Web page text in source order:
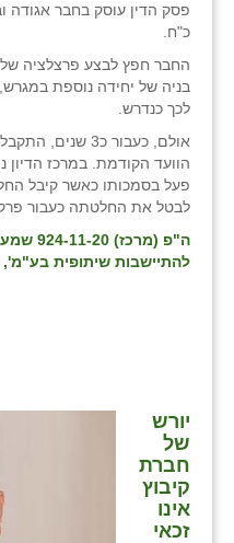
פסק הדין עוסק בחבר אגודה
כ"ח.
החבר חפץ לבצע פרצלציה
בניה של יחידה נוספת
לכך כנדרש.
אולם, כעבור כ3
הוועד הקודמת. במרכז
פעל בסמכותו כאשר קיבל
לבטל את החלטתה כעבור פרק
ה"פ
להתיישבות שיתופית בע"מ', פס״ד
יורש
של
חברת
קיבוץ
אינו
זכאי